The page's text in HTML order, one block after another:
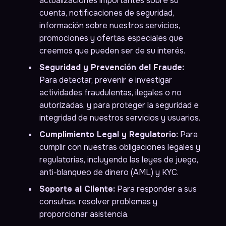
cuenta, notificaciones de seguridad,
información sobre nuestros servicios,
promociones y ofertas especiales que
creemos que pueden ser de su interés.
Seguridad y Prevención del Fraude:
Para detectar, prevenir e investigar
actividades fraudulentas, ilegales o no
autorizadas, y para proteger la seguridad e
integridad de nuestros servicios y usuarios.
Cumplimiento Legal y Regulatorio: Para
cumplir con nuestras obligaciones legales y
regulatorias, incluyendo las leyes de juego,
anti-blanqueo de dinero (AML) y KYC.
Soporte al Cliente: Para responder a sus
consultas, resolver problemas y
proporcionar asistencia.